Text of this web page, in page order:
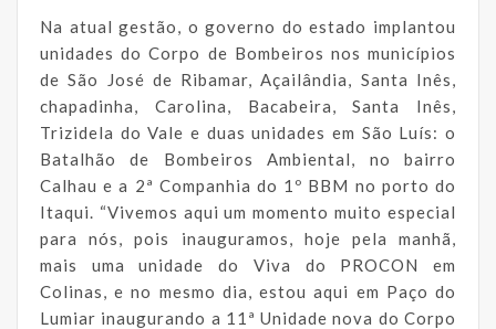
Na atual gestão, o governo do estado implantou
unidades do Corpo de Bombeiros nos municípios
de São José de Ribamar, Açailândia, Santa Inês,
chapadinha, Carolina, Bacabeira, Santa Inês,
Trizidela do Vale e duas unidades em São Luís: o
Batalhão de Bombeiros Ambiental, no bairro
Calhau e a 2ª Companhia do 1º BBM no porto do
Itaqui. “Vivemos aqui um momento muito especial
para nós, pois inauguramos, hoje pela manhã,
mais uma unidade do Viva do PROCON em
Colinas, e no mesmo dia, estou aqui em Paço do
Lumiar inaugurando a 11ª Unidade nova do Corpo